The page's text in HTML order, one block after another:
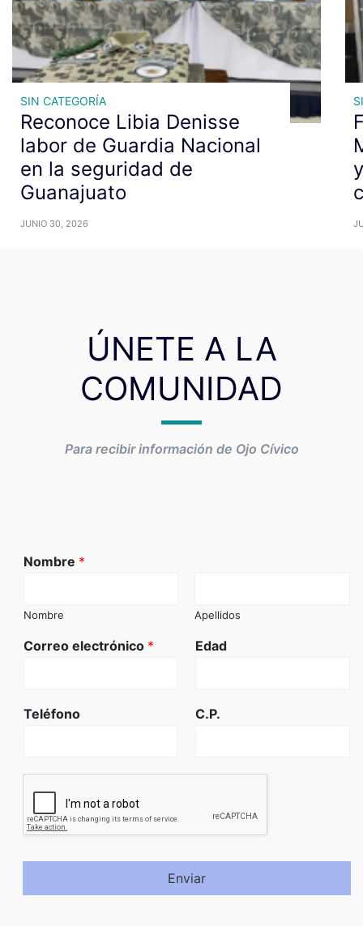
SIN CATEGORÍA
Reconoce Libia Denisse
labor de Guardia Nacional
en la seguridad de
Guanajuato
JUNIO 30, 2026
ÚNETE A LA
COMUNIDAD
Para recibir información de Ojo Cívico
Nombre *
Nombre Apellidos
Correo electrónico * Edad
Teléfono C.P.
Enviar